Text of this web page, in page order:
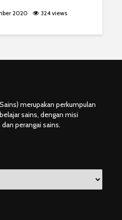
2020 324 views
merupakan perkumpulan
sains, dengan misi
perangai sains.